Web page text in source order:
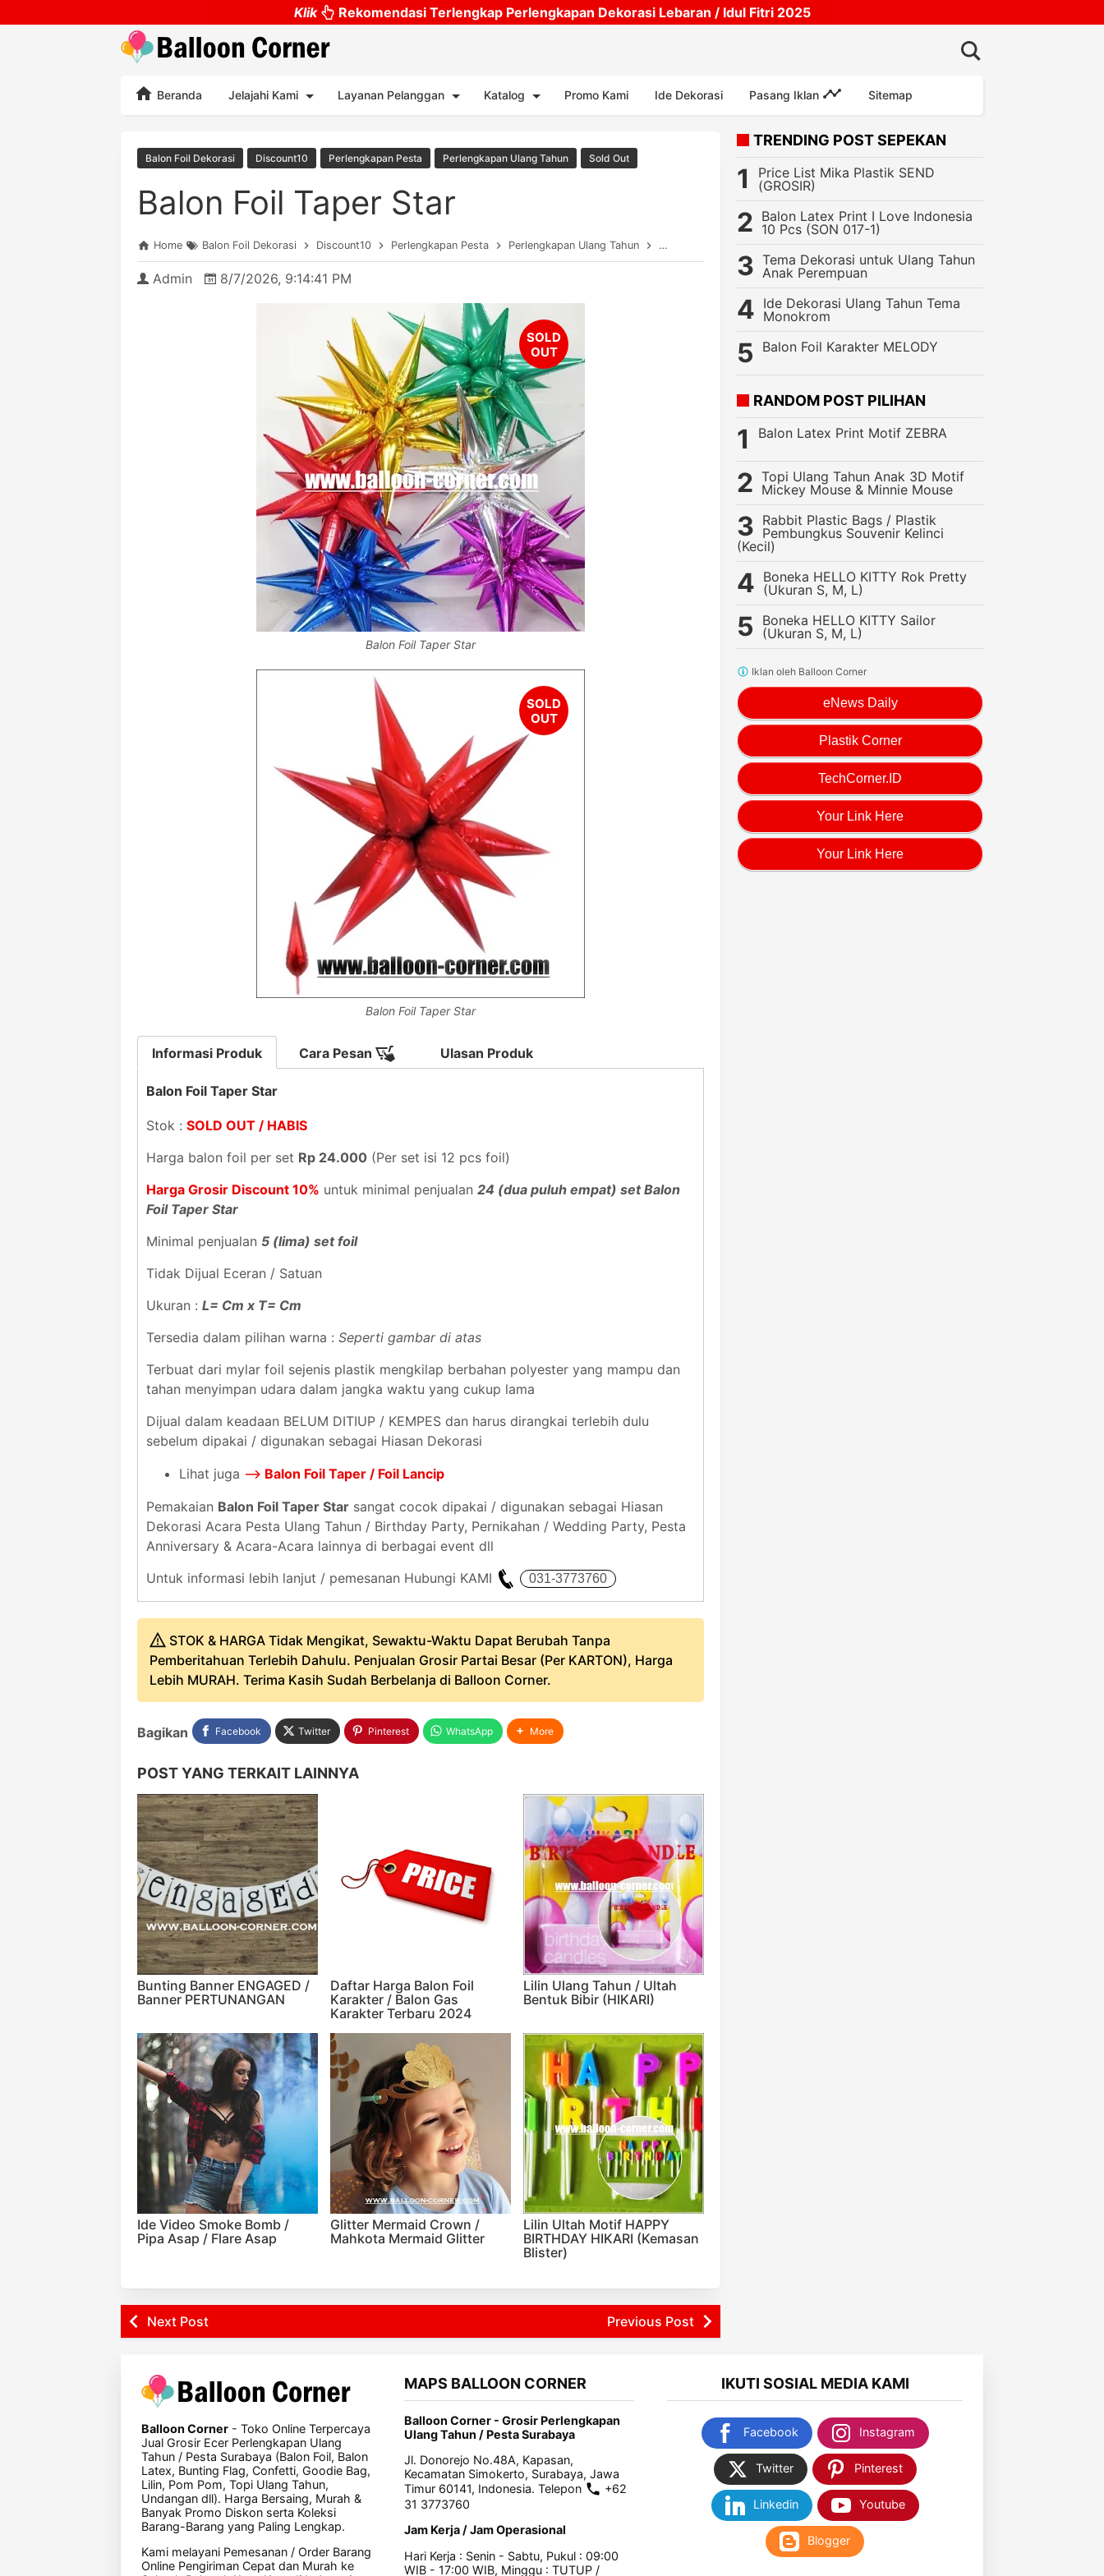
Skip to main content
Klik Rekomendasi Terlengkap Perlengkapan Dekorasi Lebaran / Idul Fitri 2025
Beranda Jelajahi Kami Layanan Pelanggan Katalog Promo Kami Ide Dekorasi Pasang Iklan Sitemap
Balon Foil Dekorasi Discount10 Perlengkapan Pesta Perlengkapan Ulang Tahun Sold Out
Balon Foil Taper Star
Home Balon Foil Dekorasi Discount10 Perlengkapan Pesta Perlengkapan Ulang Tahun Sold Out Balon Foil Taper Star
Admin 8/7/2026, 9:14:41 PM
Balon Foil Taper Star
Balon Foil Taper Star
Informasi Produk
Balon Foil Taper Star
Stok : SOLD OUT / HABIS
Harga balon foil per set Rp 24.000 (Per set isi 12 pcs foil)
Harga Grosir Discount 10% untuk minimal penjualan 24 (dua puluh empat) set Balon
Foil Taper Star
Minimal penjualan 5 (lima) set foil
Tidak Dijual Eceran / Satuan
Ukuran : L= Cm x T= Cm
Tersedia dalam pilihan warna : Seperti gambar di atas
Terbuat dari mylar foil sejenis plastik mengkilap berbahan polyester yang mampu dan
tahan menyimpan udara dalam jangka waktu yang cukup lama
Dijual dalam keadaan BELUM DITIUP / KEMPES dan harus dirangkai terlebih dulu
sebelum dipakai / digunakan sebagai Hiasan Dekorasi
Lihat juga --> Balon Foil Taper / Foil Lancip
Pemakaian Balon Foil Taper Star sangat cocok dipakai / digunakan sebagai Hiasan
Dekorasi Acara Pesta Ulang Tahun / Birthday Party, Pernikahan / Wedding Party, Pesta
Anniversary & Acara-Acara lainnya di berbagai event dll
Untuk informasi lebih lanjut / pemesanan Hubungi KAMI
Cara Pesan Ulasan Produk
STOK & HARGA Tidak Mengikat, Sewaktu-Waktu Dapat Berubah Tanpa
Pemberitahuan Terlebih Dahulu. Penjualan Grosir Partai Besar (Per KARTON), Harga
Lebih MURAH. Terima Kasih Sudah Berbelanja di Balloon Corner.
Bagikan Facebook Twitter Pinterest WhatsApp More
POST YANG TERKAIT LAINNYA
Bunting Banner ENGAGED /
Banner PERTUNANGAN
Daftar Harga Balon Foil
Karakter / Balon Gas
Karakter Terbaru 2024
Lilin Ulang Tahun / Ultah
Bentuk Bibir (HIKARI)
Ide Video Smoke Bomb /
Pipa Asap / Flare Asap
Glitter Mermaid Crown /
Mahkota Mermaid Glitter
Lilin Ultah Motif HAPPY
BIRTHDAY HIKARI (Kemasan
Blister)
Next Post Previous Post
TRENDING POST SEPEKAN
Price List Mika Plastik SEND
(GROSIR)
Balon Latex Print I Love Indonesia
10 Pcs (SON 017-1)
Tema Dekorasi untuk Ulang Tahun
Anak Perempuan
Ide Dekorasi Ulang Tahun Tema
Monokrom
Balon Foil Karakter MELODY
RANDOM POST PILIHAN
Balon Latex Print Motif ZEBRA
Topi Ulang Tahun Anak 3D Motif
Mickey Mouse & Minnie Mouse
Rabbit Plastic Bags / Plastik
Pembungkus Souvenir Kelinci
(Kecil)
Boneka HELLO KITTY Rok Pretty
(Ukuran S, M, L)
Boneka HELLO KITTY Sailor
(Ukuran S, M, L)
eNews Daily
Plastik Corner
TechCorner.ID
Your Link Here
Your Link Here
Iklan oleh Balloon Corner
Balloon Corner - Toko Online Terpercaya
Jual Grosir Ecer Perlengkapan Ulang
Tahun / Pesta Surabaya (Balon Foil, Balon
Latex, Bunting Flag, Confetti, Goodie Bag,
Lilin, Pom Pom, Topi Ulang Tahun,
Undangan dll). Harga Bersaing, Murah &
Banyak Promo Diskon serta Koleksi
Barang-Barang yang Paling Lengkap.
Kami melayani Pemesanan / Order Barang
Online Pengiriman Cepat dan Murah ke
MAPS BALLOON CORNER
Balloon Corner - Grosir Perlengkapan
Ulang Tahun / Pesta Surabaya
Jl. Donorejo No.48A, Kapasan,
Kecamatan Simokerto, Surabaya, Jawa
Timur 60141, Indonesia. Telepon
+62
31 3773760
Jam Kerja / Jam Operasional
Hari Kerja : Senin - Sabtu, Pukul : 09:00
WIB - 17:00 WIB, Minggu : TUTUP /
IKUTI SOSIAL MEDIA KAMI
Facebook Instagram
Twitter Pinterest
Linkedin Youtube
Blogger